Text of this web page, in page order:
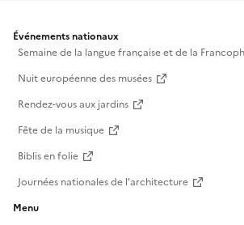
Événements nationaux
Semaine de la langue française et de la
Nuit européenne des musées
Rendez-vous aux jardins
Fête de la musique
Biblis en folie
Journées nationales de l'architecture
Menu